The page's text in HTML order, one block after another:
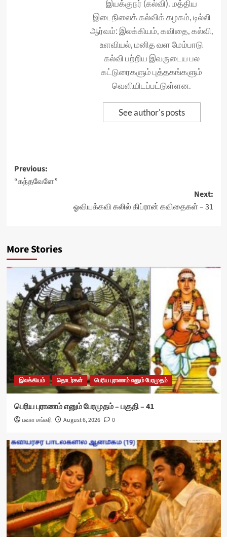
இயக்குநர் (கல்வி). மத்திய
இடைநிலைக் கல்விக் கழகம், டில்லி
ஆர்வம்: இலக்கியம், கவிதை, கல்வி,
உளவியல், மனித வள மேம்பாடு
கல்வி பற்றிய இவருடைய பல
கட்டுரைகளும் புத்தகங்களும்
வெளியிடப்பட்டுள்ளன.
See author's posts
Post
navigation
Previous:
“கந்தவேளே”
Next:
ஓவியக்கவி கலில் கிப்ரான் கவிதைகள் – 31
More Stories
இலக்கியம் தொடர்கள் பெரிய புராணம் எனும் பேரமுதம்
பெரிய புராணம் எனும் பேரமுதம் – பகுதி – 41
பவள சங்கரி August 6, 2026 0